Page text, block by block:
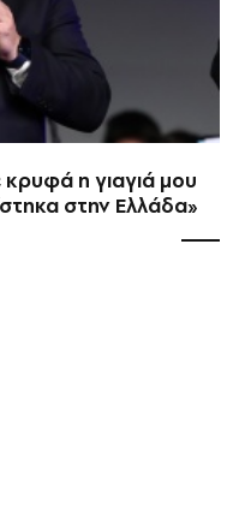
η γιαγιά μου
στην Ελλάδα»